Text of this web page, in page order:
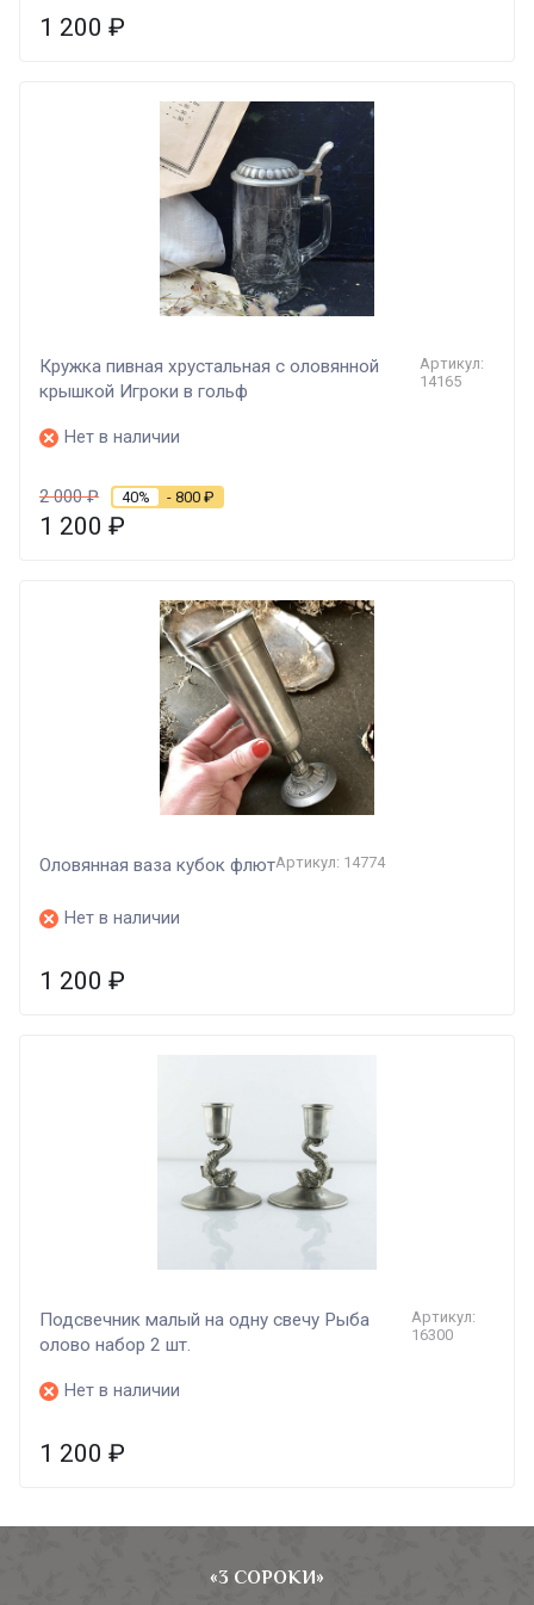
1 200 ₽
Кружка пивная хрустальная с оловянной
крышкой Игроки в гольф
Артикул:
14165
Нет в наличии
2 000₽ 40% - 800 ₽
1 200 ₽
Оловянная ваза кубок флютАртикул: 14774
Нет в наличии
1 200 ₽
Подсвечник малый на одну свечу Рыба
олово набор 2 шт.
Артикул:
16300
Нет в наличии
1 200 ₽
«3 СОРОКИ»